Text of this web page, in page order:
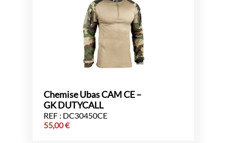
Chemise Ubas CAM CE –
GK DUTYCALL
REF : DC30450CE
55,00€